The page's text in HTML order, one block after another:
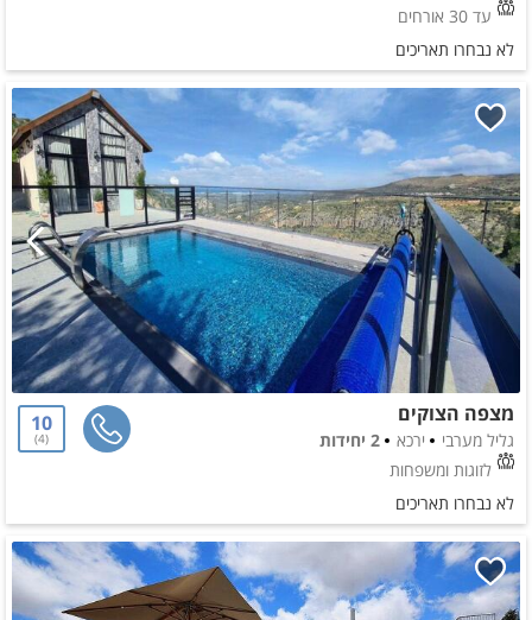
עד 30 אורחים
לא נבחרו תאריכים
מצפה הצוקים
גליל מערבי ירכא
2 יחידות
לזוגות ומשפחות
10
4
לא נבחרו תאריכים